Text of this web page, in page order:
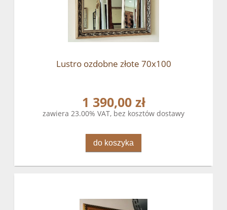
Lustro ozdobne złote 70x100
1 390,00 zł
zawiera 23.00% VAT, bez kosztów dostawy
do koszyka